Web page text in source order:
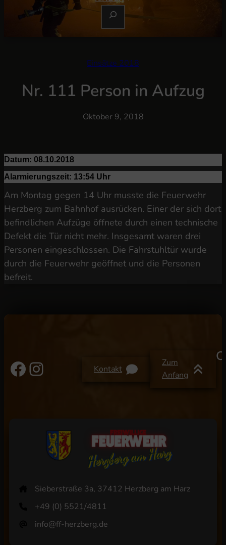
C
E
Einsätze 2018
Nr. 111 Person in Aufzug
Oktober 9, 2018
Datum: 08.10.2018
Alarmierungszeit: 13:54 Uhr
Am Montag gegen 14 Uhr musste die Feuerwehr
Herzberg zum Bahnhof ausrücken. Einer der sich dort
befindlichen Aufzüge öffnete durch einen technische
Defekt die Tür nicht mehr. Insgesamt waren drei
Personen eingeschlossen. Die Fahrstuhltür wurde
durch die Feuerwehr geöffnet und die Personen
befreit.
Facebook Instagram Kontakt
Zum
Anfang
Sieberstraße 3a, 37412 Herzberg am Harz
+49 (0) 5521/4811
info@ff-herzberg.de